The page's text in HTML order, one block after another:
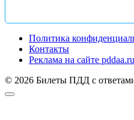
Политика
Контакты
Реклама на сайте pddaa.ru
© 2026 Билеты ПДД с